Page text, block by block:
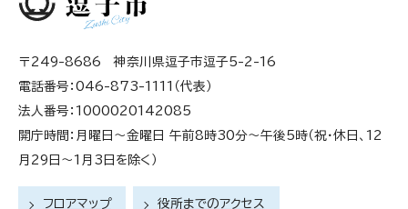
〒249-8686 神奈川県逗子市逗子5-2-16
電話番号：046-873-1111（代表）
法人番号：1000020142085
開庁時間：月曜日～金曜日 午前8時30分～午後5時（祝・休日、12
月29日～1月3日を除く）
フロアマップ 役所までのアクセス